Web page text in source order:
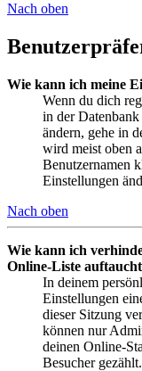
Nach oben
Wie kann ich meine
Wenn du dich
in der Datenbank
ändern, gehe in
wird meist oben
Benutzernamen
Einstellungen
Nach oben
Wie kann ich
Online-Liste
In deinem
Einstellungen
dieser Sitzung
können nur
deinen Online-
Besucher gezählt.